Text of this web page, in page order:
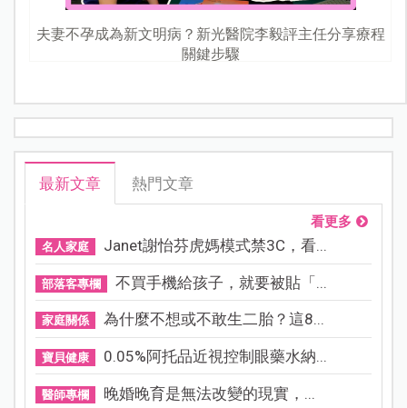
夫妻不孕成為新文明病？新光醫院李毅評主任分享療程
關鍵步驟
最新文章 熱門文章
看更多
名人家庭 Janet謝怡芬虎媽模式禁3C，看...
部落客專欄 不買手機給孩子，就要被貼「...
家庭關係 為什麼不想或不敢生二胎？這8...
寶貝健康 0.05%阿托品近視控制眼藥水納...
醫師專欄 晚婚晚育是無法改變的現實，...